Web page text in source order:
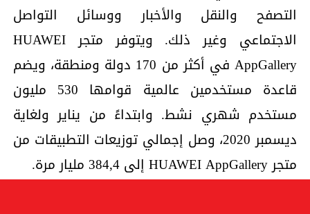
التصفح والنقل والأخبار ووسائل التواصل
الاجتماعي وغير ذلك. ويتوفر متجر HUAWEI
AppGallery في أكثر من 170 دولة ومنطقة، ويضم
قاعدة مستخدمين عالمية قوامها 530 مليون
مستخدم شهري نشط. وابتداءً من يناير ولغاية
ديسمبر 2020، وصل إجمالي توزيعات التطبيقات من
متجر HUAWEI AppGallery إلى 384,4 مليار مرة.